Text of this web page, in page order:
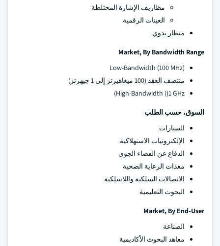
مظاريف الإشارة المختلطة
العينات الرقمية
منظار يدوي
Market, By Bandwidth Range
Low-Bandwidth (100 MHz)
منتصف العقد (100 ميغاهيرتز إلى 1 جيهرتز)
High-Bandwidth ()1 GHz)
السوق، حسب الطلب
السيارات
الإلكترونيات الاستهلاكية
الدفاع عن الفضاء الجوي
معدات الرعاية الصحية
الاتصالات السلكية واللاسلكية
البحوث التعليمية
Market, By End-User
الصناعة
معاهد البحوث الأكاديمية